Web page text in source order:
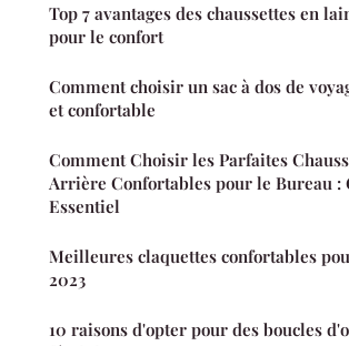
Top 7 avantages des chaussettes en
pour le confort
Comment choisir un sac à dos de
et confortable
Comment Choisir les Parfaites
Arrière Confortables pour le Bureau :
Essentiel
Meilleures claquettes confortables
2023
10 raisons d'opter pour des boucles